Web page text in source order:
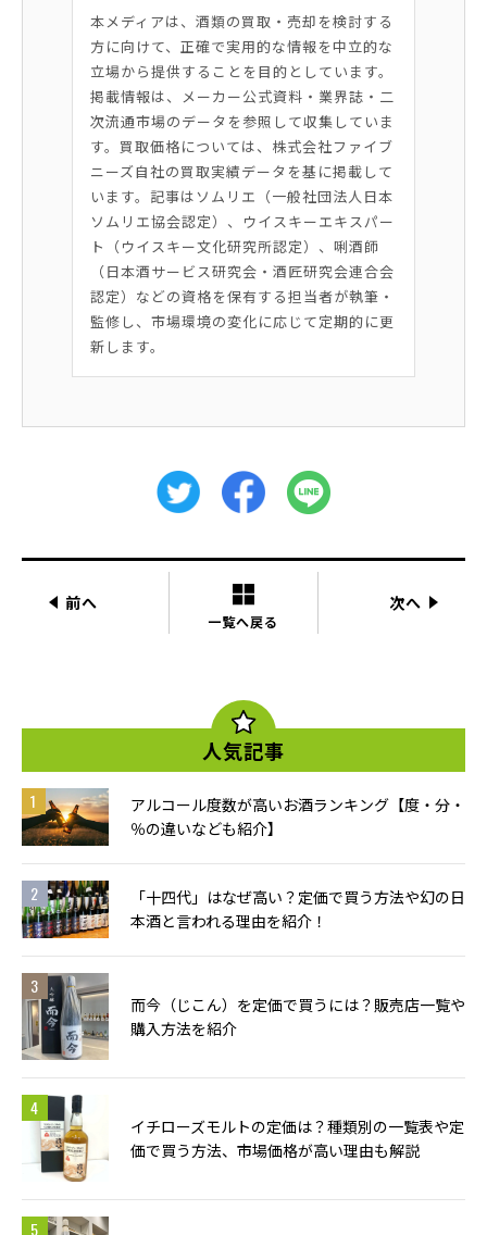
本メディアは、酒類の買取・売却を検討する
方に向けて、正確で実用的な情報を中立的な
立場から提供することを目的としています。
掲載情報は、メーカー公式資料・業界誌・二
次流通市場のデータを参照して収集していま
す。買取価格については、株式会社ファイブ
ニーズ自社の買取実績データを基に掲載して
います。記事はソムリエ（一般社団法人日本
ソムリエ協会認定）、ウイスキーエキスパー
ト（ウイスキー文化研究所認定）、唎酒師
（日本酒サービス研究会・酒匠研究会連合会
認定）などの資格を保有する担当者が執筆・
監修し、市場環境の変化に応じて定期的に更
新します。
前へ
一覧へ戻る
次へ
人気記事
アルコール度数が高いお酒ランキング【度・分・
％の違いなども紹介】
「十四代」はなぜ高い？定価で買う方法や幻の日
本酒と言われる理由を紹介！
而今（じこん）を定価で買うには？販売店一覧や
購入方法を紹介
イチローズモルトの定価は？種類別の一覧表や定
価で買う方法、市場価格が高い理由も解説